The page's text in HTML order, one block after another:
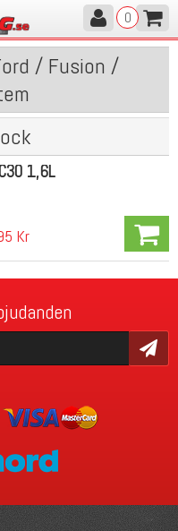
0
/ Fusion /
1,6L
Kr
Skicka